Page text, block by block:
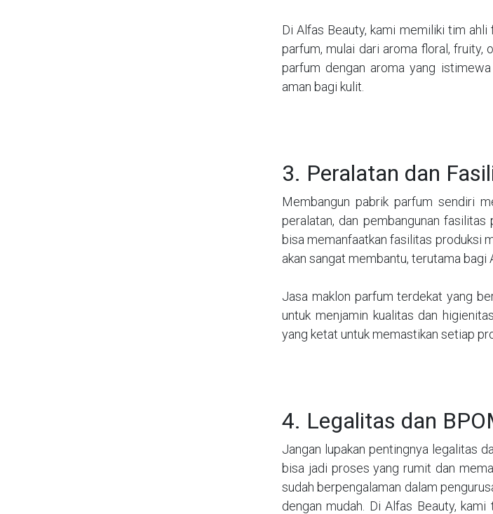
Di Alfas Beauty, kami memiliki tim
parfum, mulai dari aroma floral, fruity,
parfum dengan aroma yang
aman bagi kulit.
3. Peralatan dan
Membangun pabrik parfum sendiri
peralatan, dan pembangunan
bisa memanfaatkan fasilitas produksi
akan sangat membantu, terutama
Jasa maklon parfum terdekat yang
untuk menjamin kualitas dan
yang ketat untuk memastikan setiap
4. Legalitas dan
Jangan lupakan pentingnya legalitas
bisa jadi proses yang rumit dan
sudah berpengalaman dalam
dengan mudah. Di Alfas Beauty,